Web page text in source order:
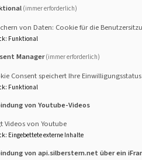
als natürlichen Teil des
oft in besonderer Intensität
die
wollen alles dafür tun,
mit ihren
(immer erforderlich)
von Daten: Cookie für die
: Funktional
Manager(immer erforderlich)
Consent speichert Ihre
: Funktional
von Youtube-Videos
Videos von Youtube
: Eingebettete externe Inhalte
von api.silberstern.net über ein